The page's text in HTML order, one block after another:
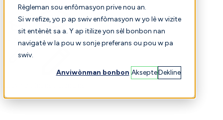
Règleman sou enfòmasyon prive nou an.
Si w refize, yo p ap swiv enfòmasyon w yo lè w vizite
sit entènèt sa a. Y ap itilize yon sèl bonbon nan
navigatè w la pou w sonje preferans ou pou w pa
swiv.
Anviwònman bonbon AksepteDekline
Konparezon